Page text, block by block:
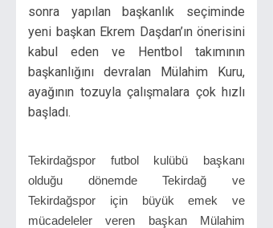
sonra yapılan başkanlık seçiminde
yeni başkan Ekrem Daşdan’ın önerisini
kabul eden ve Hentbol takımının
başkanlığını devralan Mülahim Kuru,
ayağının tozuyla çalışmalara çok hızlı
başladı.
Tekirdağspor futbol kulübü başkanı
olduğu dönemde Tekirdağ ve
Tekirdağspor için büyük emek ve
mücadeleler veren başkan Mülahim